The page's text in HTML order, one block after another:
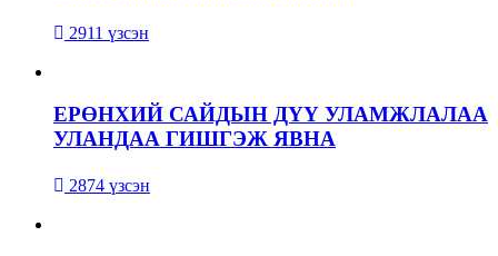
2911 үзсэн
ЕРӨНХИЙ САЙДЫН ДҮҮ УЛАМЖЛАЛАА
УЛАНДАА ГИШГЭЖ ЯВНА
2874 үзсэн